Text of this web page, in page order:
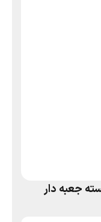
چرم برجسته جعبه دار